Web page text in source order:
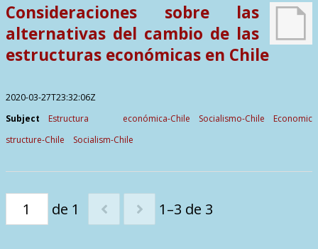
Consideraciones sobre las
alternativas del cambio de las
estructuras económicas en Chile
2020-03-27T23:32:06Z
Subject
Estructura económica-Chile Socialismo-Chile
Economic
structure-Chile
Socialism-Chile
de 1 1–3 de 3